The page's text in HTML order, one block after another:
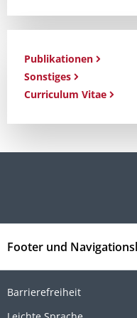
Publikationen
Sonstiges
Curriculum Vitae
Footer und
Barrierefreiheit